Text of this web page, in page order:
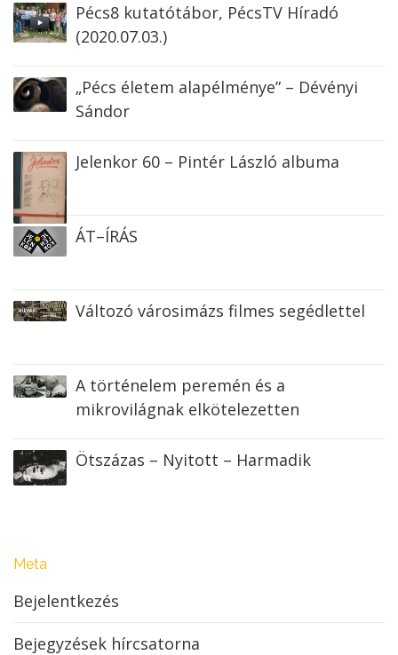
Pécs8 kutatótábor, PécsTV Híradó
(2020.07.03.)
„Pécs életem alapélménye” – Dévényi
Sándor
Jelenkor 60 – Pintér László albuma
ÁT–ÍRÁS
Változó városimázs filmes segédlettel
A történelem peremén és a
mikrovilágnak elkötelezetten
Ötszázas – Nyitott – Harmadik
Meta
Bejelentkezés
Bejegyzések hírcsatorna